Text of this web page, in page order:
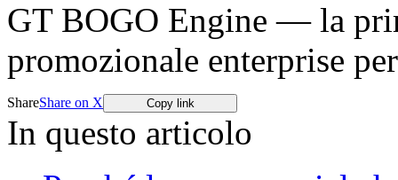
GT BOGO Engine — la
promozionale enterprise
ShareShare on X Copy link
In questo articolo